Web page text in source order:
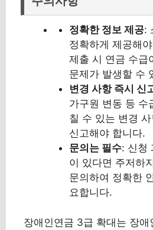
정확한 정보 제공:
정확하게 제공해
제출 시 연금 수급
문제가 발생할 수
변경 사항 즉시 신
가구원 변동 등 수
칠 수 있는 변경
신고해야 합니다.
문의는 필수: 신청
이 있다면 주저하
문의하여 정확한
요합니다.
장애인연금 3급 확대는 장애